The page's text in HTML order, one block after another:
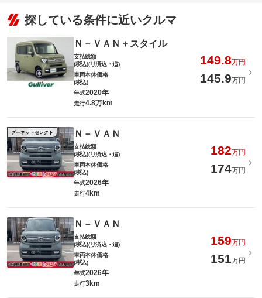
探している条件に近いクルマ
Ｎ－ＶＡＮ＋スタイル
支払総額
(税込)(リ済込・追)
149.8万円
車両本体価格
(税込)
145.9万円
年式2020年
走行4.8万km
グーネットセレクト Ｎ－ＶＡＮ
支払総額
(税込)(リ済込・追)
182万円
車両本体価格
(税込)
174万円
年式2026年
走行4km
Ｎ－ＶＡＮ
支払総額
(税込)(リ済込・追)
159万円
車両本体価格
(税込)
151万円
年式2026年
走行3km